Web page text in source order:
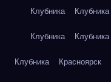
Клубника Клубника
Клубника Клубника
Клубника Красноярск